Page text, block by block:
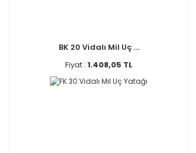
BK 20 Vidalı Mil Uç ...
Fiyat : 1.408,05 TL